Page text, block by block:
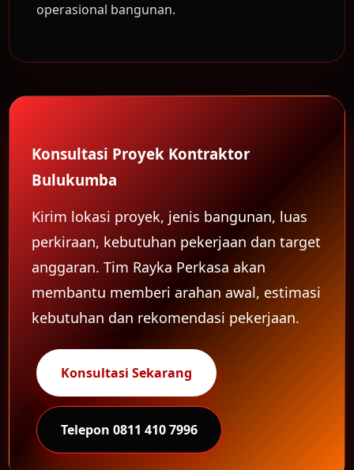
operasional bangunan.
Konsultasi Proyek Kontraktor
Bulukumba
Kirim lokasi proyek, jenis bangunan, luas
perkiraan, kebutuhan pekerjaan dan target
anggaran. Tim Rayka Perkasa akan
membantu memberi arahan awal, estimasi
kebutuhan dan rekomendasi pekerjaan.
Konsultasi Sekarang
Telepon 0811 410 7996